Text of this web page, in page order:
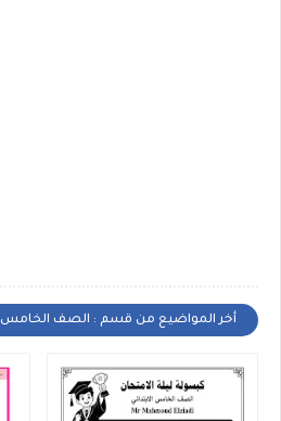
أخر المواضيع من قسم : الصف الخامس